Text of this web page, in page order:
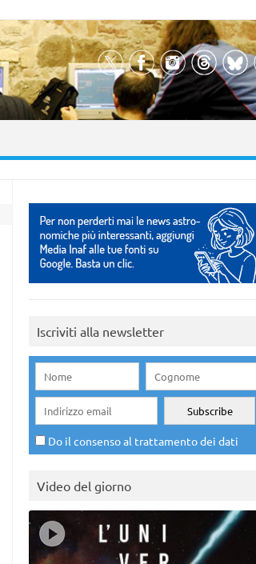
Iscriviti alla newsletter
Do il consenso al trattamento dei dati
Video del giorno